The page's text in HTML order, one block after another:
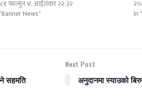
फाल्गुन ४, आईतवार २२:३२
News"
In
सहमति
Next Post
अनुदानमा स्याउको